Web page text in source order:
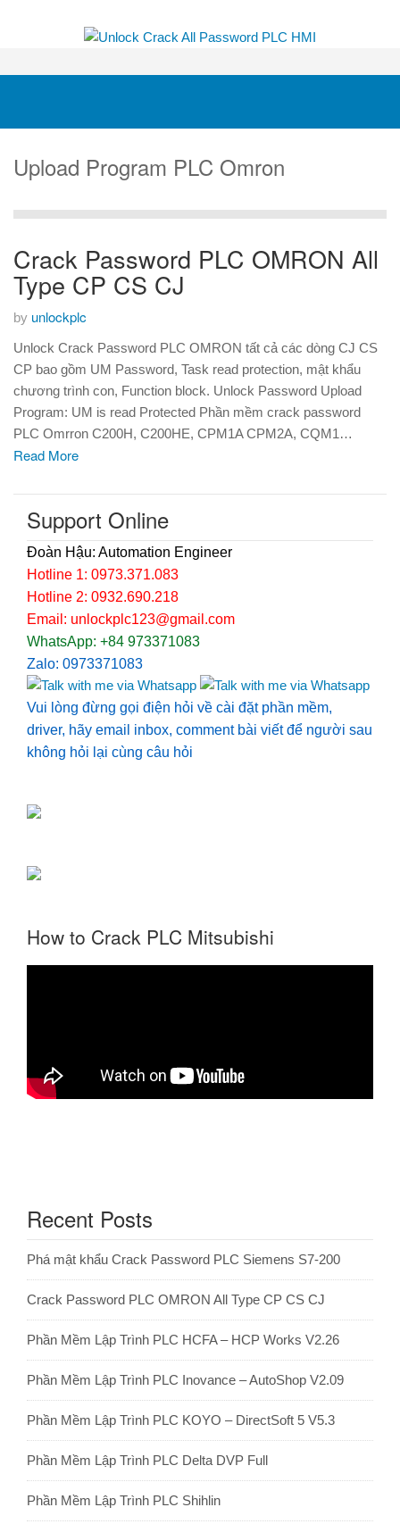
Upload Program PLC Omron
Crack Password PLC OMRON All
Type CP CS CJ
by unlockplc
Unlock Crack Password PLC OMRON tất cả các dòng CJ CS
CP bao gồm UM Password, Task read protection, mật khẩu
chương trình con, Function block. Unlock Password Upload
Program: UM is read Protected Phần mềm crack password
PLC Omrron C200H, C200HE, CPM1A CPM2A, CQM1…
Read More
Support Online
Đoàn Hậu: Automation Engineer
Hotline 1: 0973.371.083
Hotline 2: 0932.690.218
Email: unlockplc123@gmail.com
WhatsApp: +84 973371083
Zalo: 0973371083
Vui lòng đừng gọi điện hỏi về cài đặt phần mềm,
driver, hãy email inbox, comment bài viết để người sau
không hỏi lại cùng câu hỏi
How to Crack PLC Mitsubishi
Recent Posts
Phá mật khẩu Crack Password PLC Siemens S7-200
Crack Password PLC OMRON All Type CP CS CJ
Phần Mềm Lập Trình PLC HCFA – HCP Works V2.26
Phần Mềm Lập Trình PLC Inovance – AutoShop V2.09
Phần Mềm Lập Trình PLC KOYO – DirectSoft 5 V5.3
Phần Mềm Lập Trình PLC Delta DVP Full
Phần Mềm Lập Trình PLC Shihlin